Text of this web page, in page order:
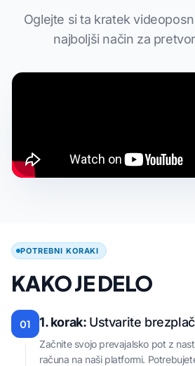
Oglejte si ta kratek
najboljši način za
POTREBNI KORAKI
KAKO JE DELO
01 1. korak: Ustvarite
Začnite svojo prevajalsko pot z
računa na naši platformi.